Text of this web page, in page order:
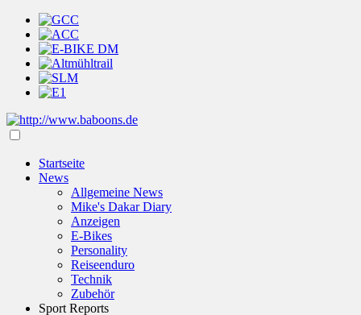
Startseite
News
Allgemeine News
Mike's Dakar Diary
Anzeigen
E-Bikes
Personality
Reiseenduro
Technik
Zubehör
Sport Reports